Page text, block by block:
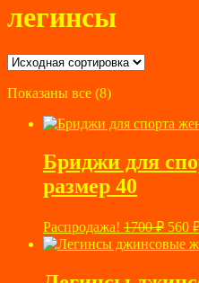
легинсы
Показаны все (8)
Бриджи для
размер 40
Распродажа! 1700₽
цена
560